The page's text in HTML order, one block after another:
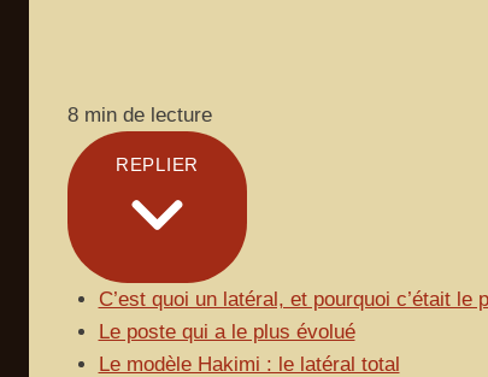
8 min de lecture
REPLIER
C’est quoi un latéral, et pourquoi c’était le
Le poste qui a le plus évolué
Le modèle Hakimi : le latéral total